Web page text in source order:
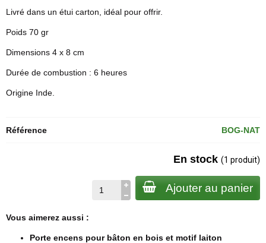
Livré dans un étui carton, idéal pour offrir.
Poids 70 gr
Dimensions 4 x 8 cm
Durée de combustion : 6 heures
Origine Inde.
Référence BOG-NAT
En stock (1 produit)
Ajouter au panier
Vous aimerez aussi :
Porte encens pour bâton en bois et motif laiton